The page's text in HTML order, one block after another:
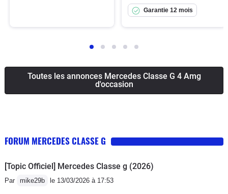
Garantie 12 mois
Toutes les annonces Mercedes Classe G 4 Amg
d'occasion
FORUM MERCEDES CLASSE G
[Topic Officiel] Mercedes Classe g (2026)
Par mike29b le 13/03/2026 à 17:53